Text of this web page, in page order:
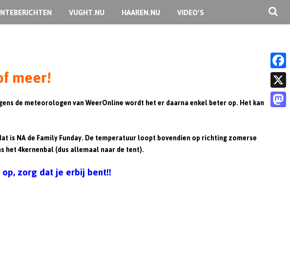
VUGHT.NU HAAREN.NU VIDEO’S
meer!
de meteorologen van WeerOnline wordt het er daarna enkel beter op. Het kan
is NA de Family Funday. De temperatuur loopt bovendien op richting zomerse
het 4kernenbal (dus allemaal naar de tent).
op, zorg dat je erbij bent!!
F
a
c
X